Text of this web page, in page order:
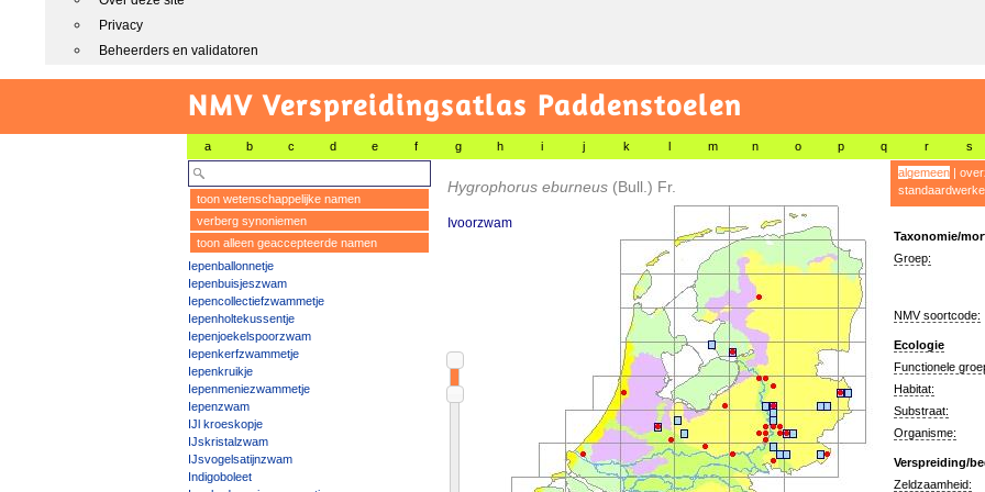
Privacy
Beheerders en validatoren
NMV Verspreidingsatlas Paddenstoelen
a b c d e f g h i j k l m n o p q r s
toon wetenschappelijke namen
verberg synoniemen
toon alleen geaccepteerde namen
Iepenballonnetje
Iepenbuisjeszwam
Iepencollectiefzwammetje
Iepenholtekussentje
Iepenjoekelspoorzwam
Iepenkerfzwammetje
Iepenkruikje
Iepenmeniezwammetje
Iepenzwam
IJl kroeskopje
IJskristalzwam
IJsvogelsatijnzwam
Indigoboleet
Hygrophorus eburneus (Bull.) Fr.
Ivoorzwam
algemeen|
Taxonomie/
Groep:
NMV soortcode:
Ecologie
Functionele
Habitat:
Substraat:
Organisme:
Verspreiding/
Zeldzaamheid: